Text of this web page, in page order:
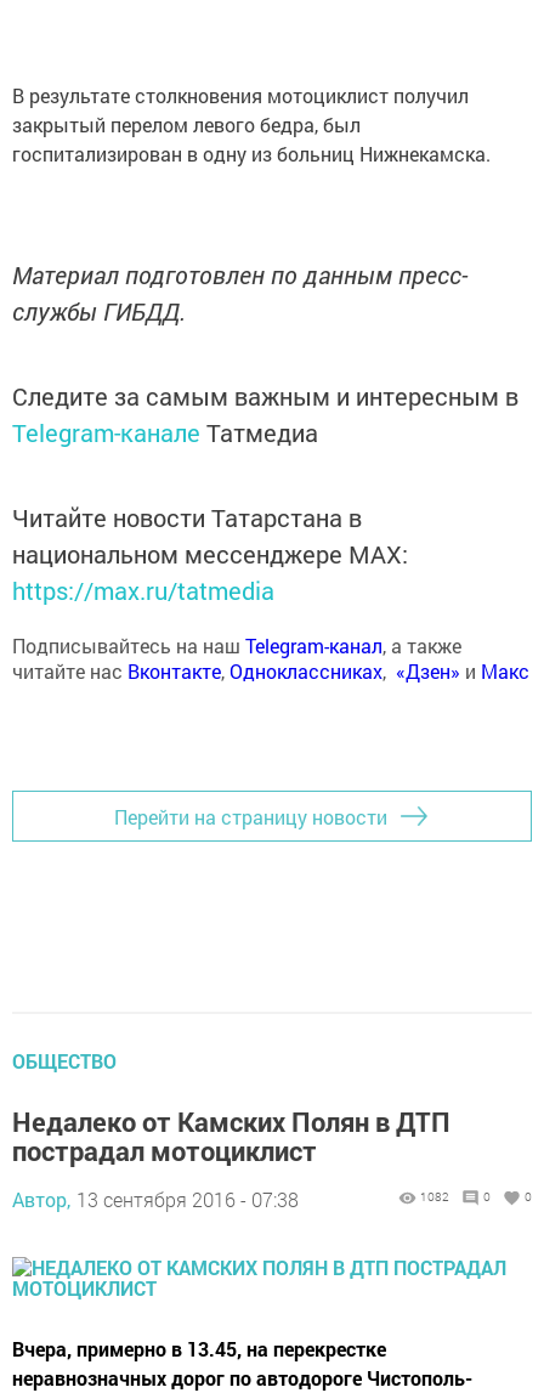
В результате столкновения мотоциклист получил
закрытый перелом левого бедра, был
госпитализирован в одну из больниц Нижнекамска.
Материал подготовлен по данным пресс-
службы ГИБДД.
Следите за самым важным и интересным в
Telegram-канале Татмедиа
Читайте новости Татарстана в
национальном мессенджере MАХ:
https://max.ru/tatmedia
Подписывайтесь на наш Telegram-канал, а также
читайте нас Вконтакте,Одноклассниках, «Дзен» и Макс
Перейти на страницу новости
ОБЩЕСТВО
Недалеко от Камских Полян в ДТП
пострадал мотоциклист
Автор, 13 сентября 2016 - 07:38 1082 0 0
Вчера, примерно в 13.45, на перекрестке
неравнозначных дорог по автодороге Чистополь-